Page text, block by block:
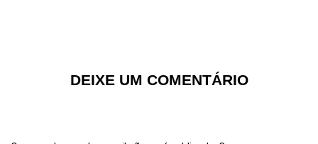
DEIXE UM COMENTÁRIO